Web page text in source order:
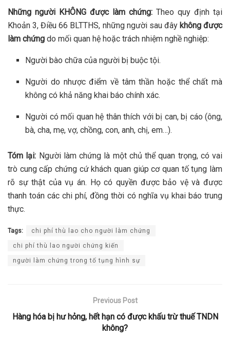
Những người KHÔNG được làm chứng: Theo quy định tại
Khoản 3, Điều 66 BLTTHS, những người sau đây không được
làm chứng do mối quan hệ hoặc trách nhiệm nghề nghiệp:
Người bào chữa của người bị buộc tội.
Người do nhược điểm về tâm thần hoặc thể chất mà
không có khả năng khai báo chính xác.
Người có mối quan hệ thân thích với bị can, bị cáo (ông,
bà, cha, mẹ, vợ, chồng, con, anh, chị, em…).
Tóm lại: Người làm chứng là một chủ thể quan trọng, có vai
trò cung cấp chứng cứ khách quan giúp cơ quan tố tụng làm
rõ sự thật của vụ án. Họ có quyền được bảo vệ và được
thanh toán các chi phí, đồng thời có nghĩa vụ khai báo trung
thực.
Tags: chi phí thù lao cho người làm chứng
chi phí thù lao người chứng kiến
người làm chứng trong tố tụng hình sự
Previous Post
Hàng hóa bị hư hỏng, hết hạn có được khấu trừ thuế TNDN
không?